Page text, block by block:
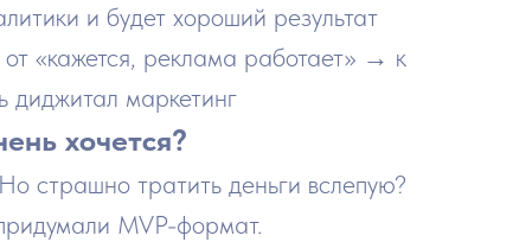
и будет хороший результат
«кажется, реклама работает» → к
маркетинг
хочется?
страшно тратить деньги вслепую?
MVP-формат.